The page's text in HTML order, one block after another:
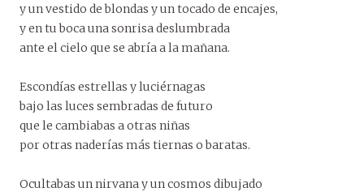
y un vestido de blondas y un tocado de encajes,
y en tu boca una sonrisa deslumbrada
ante el cielo que se abría a la mañana.
Escondías estrellas y luciérnagas
bajo las luces sembradas de futuro
que le cambiabas a otras niñas
por otras naderías más tiernas o baratas.
Ocultabas un nirvana y un cosmos dibujado